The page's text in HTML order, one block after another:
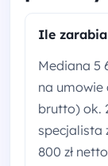
Ile
Mediana 5
na umowie
brutto) ok.
specjalista
800 zł